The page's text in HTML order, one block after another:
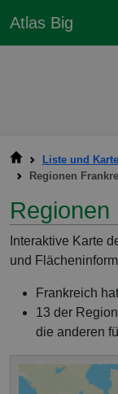
Atlas Big
Liste und
Regionen
Interaktive Karte
und
Frankreich
13 der
die anderen